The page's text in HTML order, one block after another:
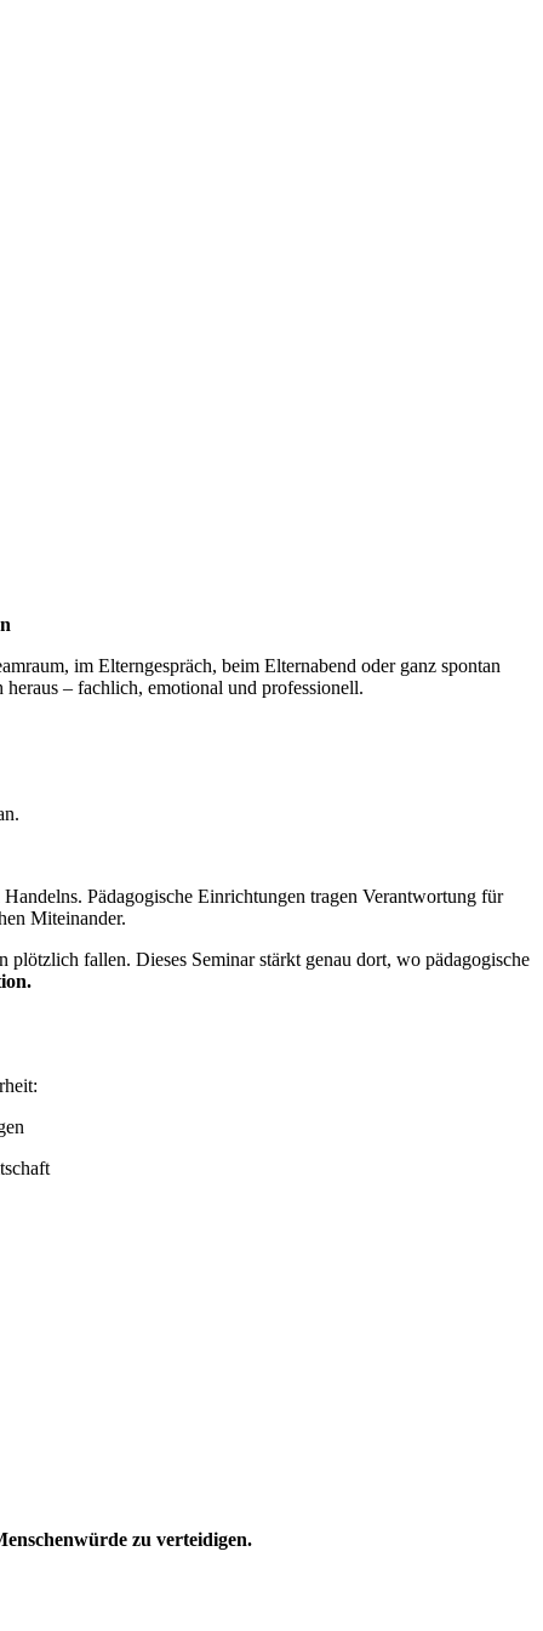
im Elterngespräch, beim Elternabend oder ganz spontan
– fachlich, emotional und professionell.
Pädagogische Einrichtungen tragen Verantwortung für
Miteinander.
fallen. Dieses Seminar stärkt genau dort, wo pädagogische
zu verteidigen.